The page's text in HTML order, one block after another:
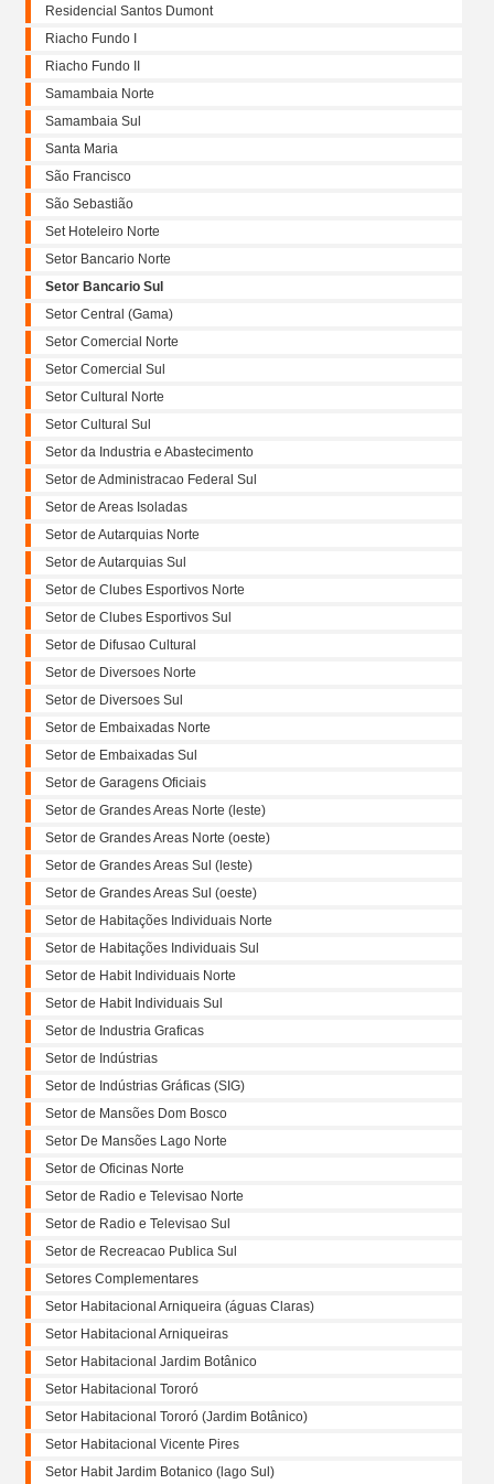
Residencial Santos Dumont
Riacho Fundo I
Riacho Fundo II
Samambaia Norte
Samambaia Sul
Santa Maria
São Francisco
São Sebastião
Set Hoteleiro Norte
Setor Bancario Norte
Setor Bancario Sul
Setor Central (Gama)
Setor Comercial Norte
Setor Comercial Sul
Setor Cultural Norte
Setor Cultural Sul
Setor da Industria e Abastecimento
Setor de Administracao Federal Sul
Setor de Areas Isoladas
Setor de Autarquias Norte
Setor de Autarquias Sul
Setor de Clubes Esportivos Norte
Setor de Clubes Esportivos Sul
Setor de Difusao Cultural
Setor de Diversoes Norte
Setor de Diversoes Sul
Setor de Embaixadas Norte
Setor de Embaixadas Sul
Setor de Garagens Oficiais
Setor de Grandes Areas Norte (leste)
Setor de Grandes Areas Norte (oeste)
Setor de Grandes Areas Sul (leste)
Setor de Grandes Areas Sul (oeste)
Setor de Habitações Individuais Norte
Setor de Habitações Individuais Sul
Setor de Habit Individuais Norte
Setor de Habit Individuais Sul
Setor de Industria Graficas
Setor de Indústrias
Setor de Indústrias Gráficas (SIG)
Setor de Mansões Dom Bosco
Setor De Mansões Lago Norte
Setor de Oficinas Norte
Setor de Radio e Televisao Norte
Setor de Radio e Televisao Sul
Setor de Recreacao Publica Sul
Setores Complementares
Setor Habitacional Arniqueira (águas Claras)
Setor Habitacional Arniqueiras
Setor Habitacional Jardim Botânico
Setor Habitacional Tororó
Setor Habitacional Tororó (Jardim Botânico)
Setor Habitacional Vicente Pires
Setor Habit Jardim Botanico (lago Sul)